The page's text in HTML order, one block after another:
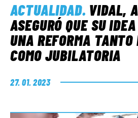
ACTUALIDAD. VIDAL,
ASEGURÓ QUE SU
UNA REFORMA
COMO JUBILATORIA
27. 01. 2023